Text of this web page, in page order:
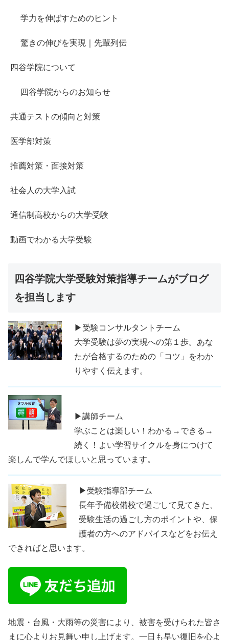
学力を伸ばすためのヒント
驚きの伸びを実現｜先輩列伝
四谷学院について
四谷学院からのお知らせ
共通テストの傾向と対策
医学部対策
推薦対策・面接対策
社会人の大学入試
通信制高校からの大学受験
動画でわかる大学受験
四谷学院大学受験対策指導チームがブログ
を担当します
▶受験コンサルタントチーム
大学受験は夢の実現への第１歩。あな
たが合格するのための「コツ」をわか
りやすく伝えます。
▶講師チーム
学ぶことは楽しい！わかる→できる→
続く！よい学習サイクルを身につけて
楽しんで学んでほしいと思っています。
▶受験指導部チーム
長年予備校備校で過ごして見てきた、
受験生活の過ごし方のポイントや、保
護者の方へのアドバイスなどをお伝え
できればと思います。
地震・台風・大雨等の災害により、被害を受けられた皆さ
まに心よりお見舞い申し上げます。一日も早い復旧を心よ